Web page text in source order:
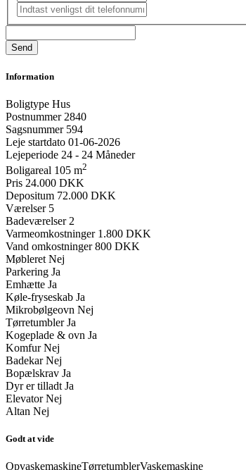
Information
Boligtype Hus
Postnummer 2840
Sagsnummer 594
Leje startdato 01-06-2026
Lejeperiode 24 - 24 Måneder
Boligareal 105 m2
Pris 24.000 DKK
Depositum 72.000 DKK
Værelser 5
Badeværelser 2
Varmeomkostninger 1.800 DKK
Vand omkostninger 800 DKK
Møbleret Nej
Parkering Ja
Emhætte Ja
Køle-fryseskab Ja
Mikrobølgeovn Nej
Tørretumbler Ja
Kogeplade & ovn Ja
Komfur Nej
Badekar Nej
Bopælskrav Ja
Dyr er tilladt Ja
Elevator Nej
Altan Nej
Godt at vide
OpvaskemaskineTørretumblerVaskemaskine